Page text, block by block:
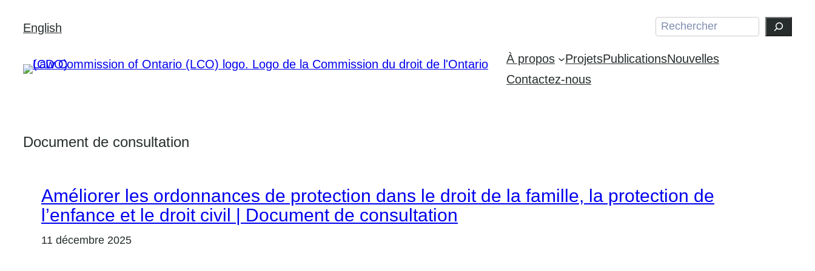
English Search
À propos ProjetsPublicationsNouvelles
Contactez-nous
Document de consultation
Améliorer les ordonnances de protection dans le droit de la famille, la protection de
l’enfance et le droit civil | Document de consultation
11 décembre 2025